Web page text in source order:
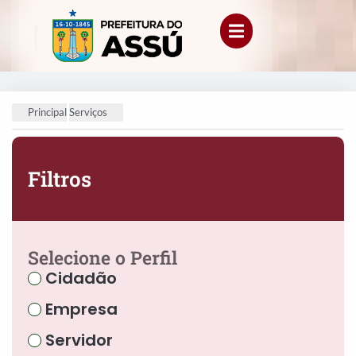
PrincipalServiços
Filtros
Selecione o Perfil
Cidadão
Empresa
Servidor